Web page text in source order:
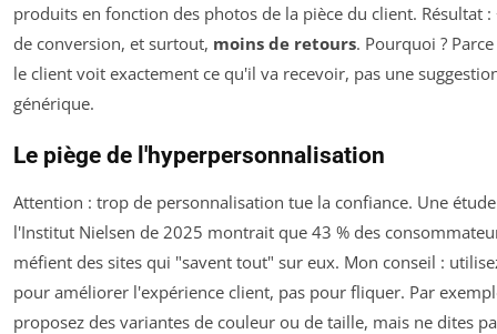
produits en fonction des photos de la pièce du client. Résultat :
de conversion, et surtout, moins de retours. Pourquoi ?
le client voit exactement ce qu'il va recevoir, pas une
générique.
Le piège de l'hyperpersonnalisation
Attention : trop de personnalisation tue la confiance. Une
l'Institut Nielsen de 2025 montrait que 43 % des
méfient des sites qui "savent tout" sur eux. Mon conseil :
pour améliorer l'expérience client, pas pour fliquer. Par
proposez des variantes de couleur ou de taille, mais ne dites